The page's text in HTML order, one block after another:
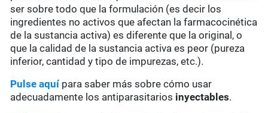
ser sobre todo que la formulación (es decir los
ingredientes no activos que afectan la farmacocinética
de la sustancia activa) es diferente que la original, o
que la calidad de la sustancia activa es peor (pureza
inferior, cantidad y tipo de impurezas, etc.).
Pulse aquípara saber más sobre cómo usar
adecuadamente los antiparasitarios inyectables.